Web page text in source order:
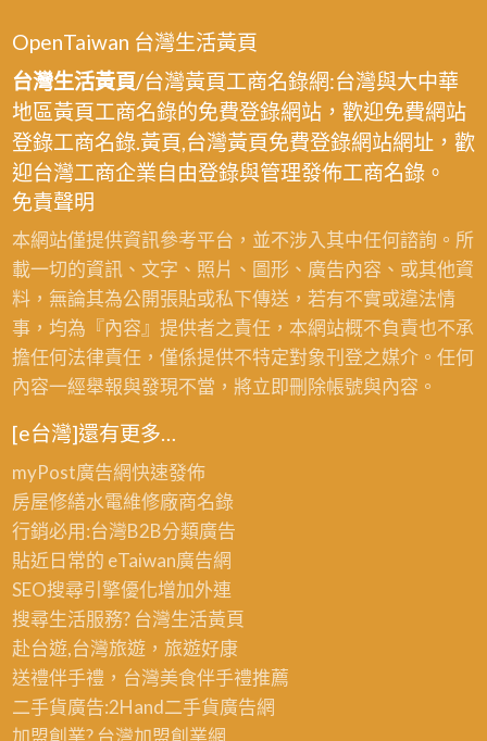
OpenTaiwan 台灣生活黃頁
台灣生活黃頁/台灣黃頁工商名錄網:台灣與大中華
地區黃頁工商名錄的免費登錄網站，歡迎免費網站
登錄工商名錄.黃頁,台灣黃頁免費登錄網站網址，歡
迎台灣工商企業自由登錄與管理發佈工商名錄。
免責聲明
本網站僅提供資訊參考平台，並不涉入其中任何諮詢。所
載一切的資訊、文字、照片、圖形、廣告內容、或其他資
料，無論其為公開張貼或私下傳送，若有不實或違法情
事，均為『內容』提供者之責任，本網站概不負責也不承
擔任何法律責任，僅係提供不特定對象刊登之媒介。任何
內容一經舉報與發現不當，將立即刪除帳號與內容。
[e台灣]還有更多…
myPost廣告網快速發佈
房屋修繕水電維修廠商名錄
行銷必用:台灣B2B分類廣告
貼近日常的 eTaiwan廣告網
SEO搜尋引擎優化增加外連
搜尋生活服務? 台灣生活黃頁
赴台遊,台灣旅遊，旅遊好康
送禮伴手禮，台灣美食伴手禮推薦
二手貨廣告:2Hand二手貨廣告網
加盟創業? 台灣加盟創業網